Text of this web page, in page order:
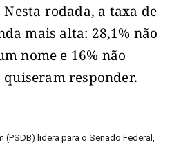
Nesta rodada, a taxa de
mais alta: 28,1% não
nome e 16% não
responder.
(PSDB) lidera para o Senado Federal,